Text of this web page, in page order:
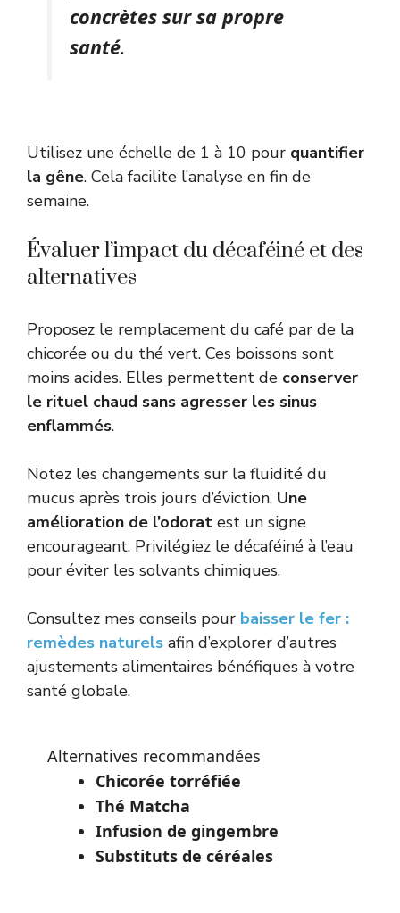
concrètes sur sa propre
santé.
Utilisez une échelle de 1 à 10 pour quantifier
la gêne. Cela facilite l’analyse en fin de
semaine.
Évaluer l’impact du décaféiné et des
alternatives
Proposez le remplacement du café par de la
chicorée ou du thé vert. Ces boissons sont
moins acides. Elles permettent de conserver
le rituel chaud sans agresser les sinus
enflammés.
Notez les changements sur la fluidité du
mucus après trois jours d’éviction. Une
amélioration de l’odorat est un signe
encourageant. Privilégiez le décaféiné à l’eau
pour éviter les solvants chimiques.
Consultez mes conseils pour baisser le fer :
remèdes naturels afin d’explorer d’autres
ajustements alimentaires bénéfiques à votre
santé globale.
Alternatives recommandées
Chicorée torréfiée
Thé Matcha
Infusion de gingembre
Substituts de céréales